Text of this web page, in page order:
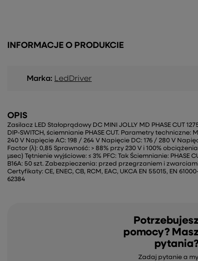
INFORMACJE O PRODUKCIE
Marka: LedDriver
OPIS
Zasilacz LED Stałoprądowy DC MINI JOLLY MD PHASE CUT
DIP-SWITCH, ściemnianie PHASE CUT. Parametry
240 V Napięcie AC: 198 / 264 V Napięcie DC: 176 / 280 V
Factor (λ): 0,85 Sprawność: > 88% przy 230 V i 100%
µsec) Tętnienie wyjściowe: ≤ 3% PFC: Tak Ściemnianie: PHASE
B16A: 50 szt. Zabezpieczenia: przed przegrzaniem i
Certyfikaty: CE, ENEC, CB, RCM, EAC, UKCA EN 55015, EN 61000-
62384
pomocy?
Zadaj pytanie a my